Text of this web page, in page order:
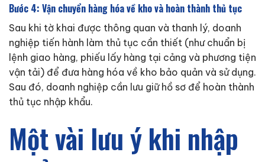
Bước 4: Vận chuyển hàng hóa về kho và hoàn thành thủ tục
Sau khi tờ khai được thông quan và thanh lý, doanh
nghiệp tiến hành làm thủ tục cần thiết (như chuẩn bị
lệnh giao hàng, phiếu lấy hàng tại cảng và phương tiện
vận tải) để đưa hàng hóa về kho bảo quản và sử dụng.
Sau đó, doanh nghiệp cần lưu giữ hồ sơ để hoàn thành
thủ tục nhập khẩu.
Một vài lưu ý khi nhập